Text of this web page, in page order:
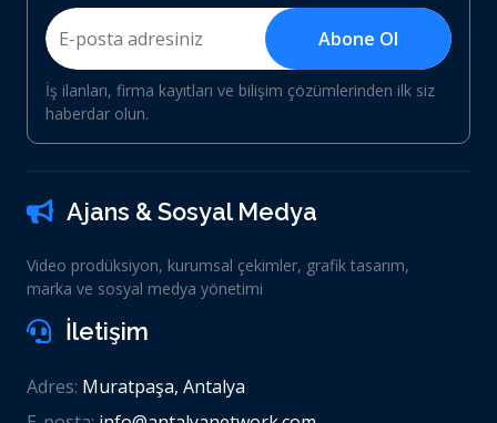
Abone Ol
İş ilanları, firma kayıtları ve bilişim çözümlerinden ilk siz
haberdar olun.
Ajans & Sosyal Medya
Video prodüksiyon, kurumsal çekimler, grafik tasarım,
marka ve sosyal medya yönetimi
İletişim
Adres: Muratpaşa, Antalya